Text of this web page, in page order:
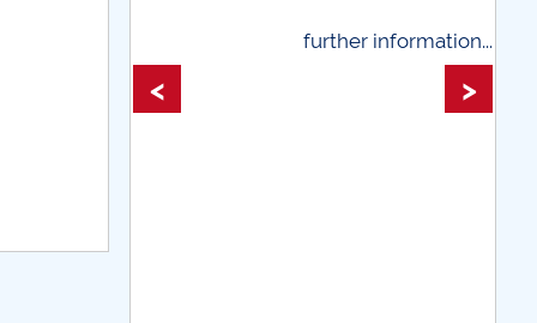
further
< >